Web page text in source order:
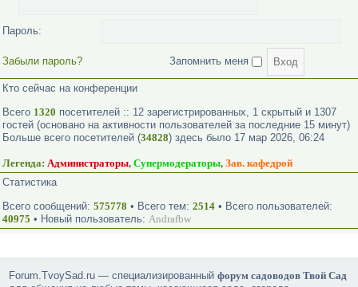
Пароль:
Забыли пароль? Запомнить меня
Кто сейчас на конференции
Всего 1320 посетителей :: 12 зарегистрированных, 1 скрытый и 1307
гостей (основано на активности пользователей за последние 15 минут)
Больше всего посетителей (34828) здесь было 17 мар 2026, 06:24
Легенда: Администраторы, Супермодераторы, Зав. кафедрой
Статистика
Всего сообщений: 575778 • Всего тем: 2514 • Всего пользователей:
40975 • Новый пользователь: Andrafbw
Forum.TvoySad.ru — специализированныйфорум садоводов Твой Сад